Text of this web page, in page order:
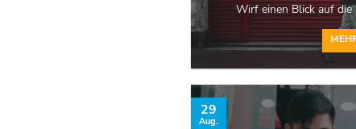
Wirf einen Blick auf die
29
Aug.